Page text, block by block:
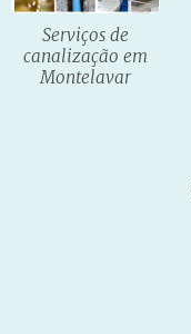
Serviços de
canalização em
Montelavar